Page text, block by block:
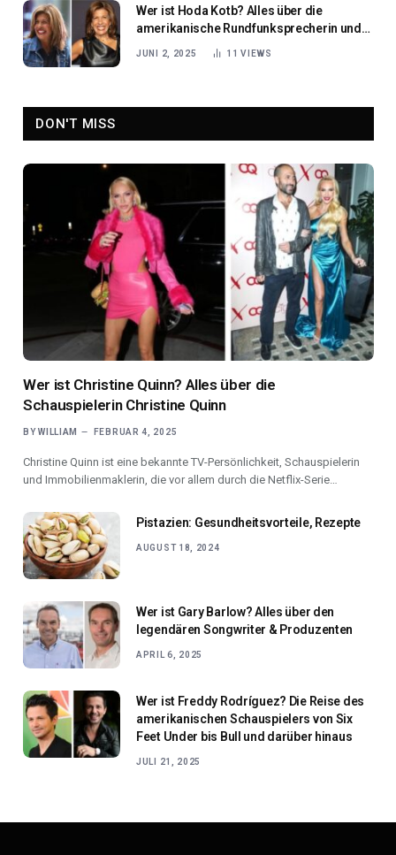
Wer ist Hoda Kotb? Alles über die
amerikanische Rundfunksprecherin und
JUNI 2, 2025 11VIEWS
DON'T MISS
Wer ist Christine Quinn? Alles über die
Schauspielerin Christine Quinn
BY WILLIAM FEBRUAR 4, 2025
Christine Quinn ist eine bekannte TV-Persönlichkeit, Schauspielerin
und Immobilienmaklerin, die vor allem durch die Netflix-Serie…
Pistazien: Gesundheitsvorteile, Rezepte
AUGUST 18, 2024
Wer ist Gary Barlow? Alles über den
legendären Songwriter & Produzenten
APRIL 6, 2025
Wer ist Freddy Rodríguez? Die Reise des
amerikanischen Schauspielers von Six
Feet Under bis Bull und darüber hinaus
JULI 21, 2025